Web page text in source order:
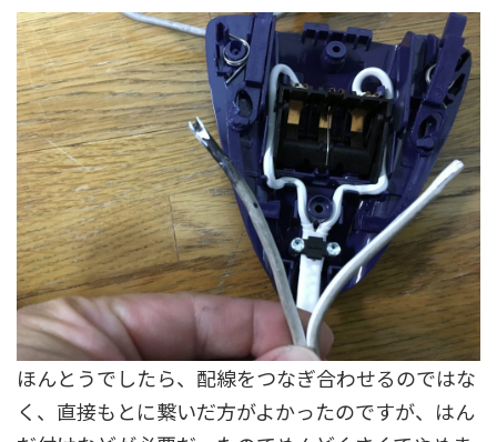
ほんとうでしたら、配線をつなぎ合わせるのではな
く、直接もとに繋いだ方がよかったのですが、はん